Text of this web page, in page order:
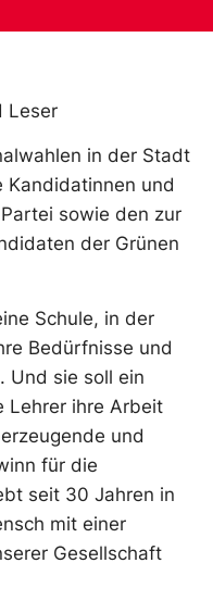
Leser
in der Stadt
und
sowie den zur
der Grünen
Schule, in der
Bedürfnisse und
Und sie soll ein
Lehrer ihre Arbeit
und
für die
seit 30 Jahren in
mit einer
Gesellschaft